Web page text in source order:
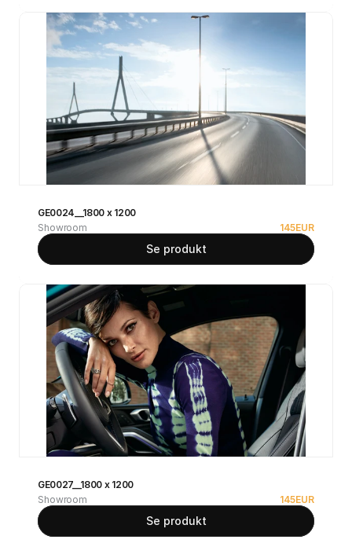
GE0024__1800 x 1200
Showroom
145EUR
Se produkt
GE0027__1800 x 1200
Showroom
145EUR
Se produkt